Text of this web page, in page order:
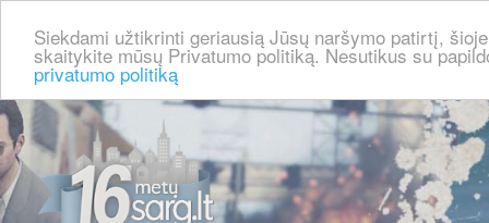
Siekdami užtikrinti geriausią Jūsų naršymo patirtį,
skaitykite mūsų Privatumo politiką. Nesutikus su
privatumo politiką